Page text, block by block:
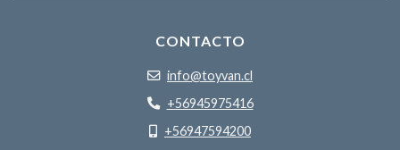
CONTACTO
info@toyvan.cl
+56945975416
+56947594200